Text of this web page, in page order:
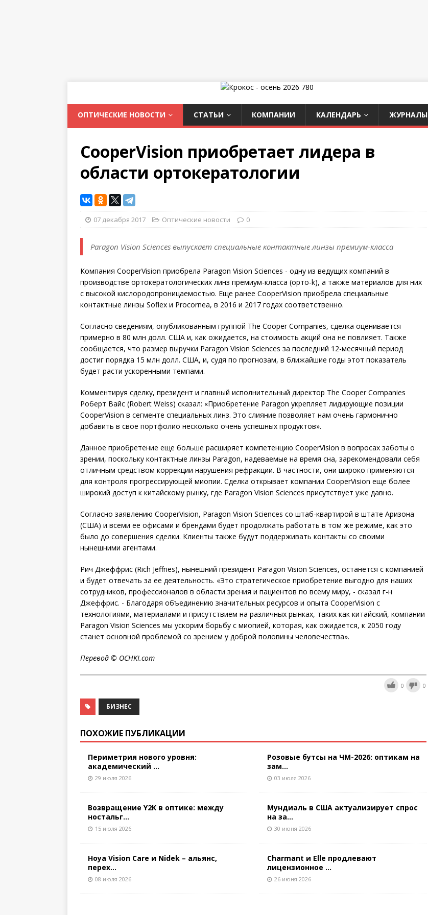
ОПТИЧЕСКИЕ НОВОСТИ СТАТЬИ КОМПАНИИ КАЛЕНДАРЬ ЖУРНАЛЫ
CooperVision приобретает лидера в
области ортокератологии
07 декабря 2017 Оптические новости 0
Paragon Vision Sciences выпускает специальные контактные линзы премиум-класса
Компания CooperVision приобрела Paragon Vision Sciences - одну из ведущих компаний в
производстве ортокератологических линз премиум-класса (орто-k), а также материалов для них
с высокой кислородопроницаемостью. Еще ранее CooperVision приобрела специальные
контактные линзы Soflex и Procornea, в 2016 и 2017 годах соответственно.
Согласно сведениям, опубликованным группой The Cooper Companies, сделка оценивается
примерно в 80 млн долл. США и, как ожидается, на стоимость акций она не повлияет. Также
сообщается, что размер выручки Paragon Vision Sciences за последний 12-месячный период
достиг порядка 15 млн долл. США, и, судя по прогнозам, в ближайшие годы этот показатель
будет расти ускоренными темпами.
Комментируя сделку, президент и главный исполнительный директор The Cooper Companies
Роберт Вайс (Robert Weiss) сказал: «Приобретение Paragon укрепляет лидирующие позиции
CooperVision в сегменте специальных линз. Это слияние позволяет нам очень гармонично
добавить в свое портфолио несколько очень успешных продуктов».
Данное приобретение еще больше расширяет компетенцию CooperVision в вопросах заботы о
зрении, поскольку контактные линзы Paragon, надеваемые на время сна, зарекомендовали себя
отличным средством коррекции нарушения рефракции. В частности, они широко применяются
для контроля прогрессирующей миопии. Сделка открывает компании CooperVision еще более
широкий доступ к китайскому рынку, где Paragon Vision Sciences присутствует уже давно.
Согласно заявлению CooperVision, Paragon Vision Sciences со штаб-квартирой в штате Аризона
(США) и всеми ее офисами и брендами будет продолжать работать в том же режиме, как это
было до совершения сделки. Клиенты также будут поддерживать контакты со своими
нынешними агентами.
Рич Джеффрис (Rich Jeffries), нынешний президент Paragon Vision Sciences, останется с компанией
и будет отвечать за ее деятельность. «Это стратегическое приобретение выгодно для наших
сотрудников, профессионалов в области зрения и пациентов по всему миру, - сказал г-н
Джеффрис. - Благодаря объединению значительных ресурсов и опыта CooperVision с
технологиями, материалами и присутствием на различных рынках, таких как китайский, компании
Paragon Vision Sciences мы ускорим борьбу с миопией, которая, как ожидается, к 2050 году
станет основной проблемой со зрением у доброй половины человечества».
Перевод © OCHKI.com
0 0
БИЗНЕС
ПОХОЖИЕ ПУБЛИКАЦИИ
Периметрия нового уровня:
академический ...
29 июля 2026
Возвращение Y2K в оптике: между
ностальг...
15 июля 2026
Hoya Vision Care и Nidek – альянс,
перех...
08 июля 2026
Розовые бутсы на ЧМ-2026: оптикам на
зам...
03 июля 2026
Мундиаль в США актуализирует спрос
на за...
30 июня 2026
Charmant и Elle продлевают
лицензионное ...
26 июня 2026